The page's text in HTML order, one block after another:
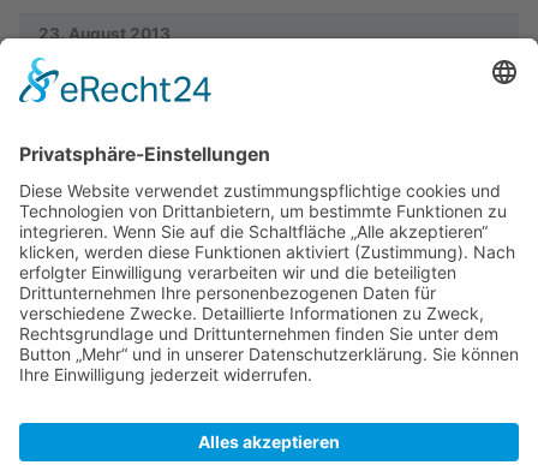
23. August 2013
Vorherige
12:59 Kannix
+144
Vorherige
12:30
+998 Keine Bearbeitungszusammenfassung
18. August 2013
Vorherige
18:32 Kannix
+689 Neuanlage